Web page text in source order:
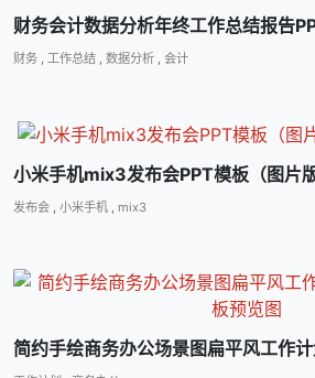
财务会计数据分析年终工作总结报告
财务 工作总结 数据分析 会计
小米手机mix3发布会PPT模板（图片版
发布会 , 小米手机 , mix3
简约手绘商务办公场景图扁平风工作